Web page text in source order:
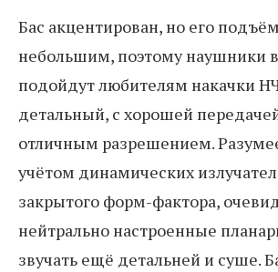
Бас акцентирован, но его
небольшим, поэтому наушники
подойдут любителям накачки
детальный, с хорошей
отличным разрешением.
учётом динамических
закрытого форм-фактора,
нейтрально настроенные
звучать ещё детальней и суше.